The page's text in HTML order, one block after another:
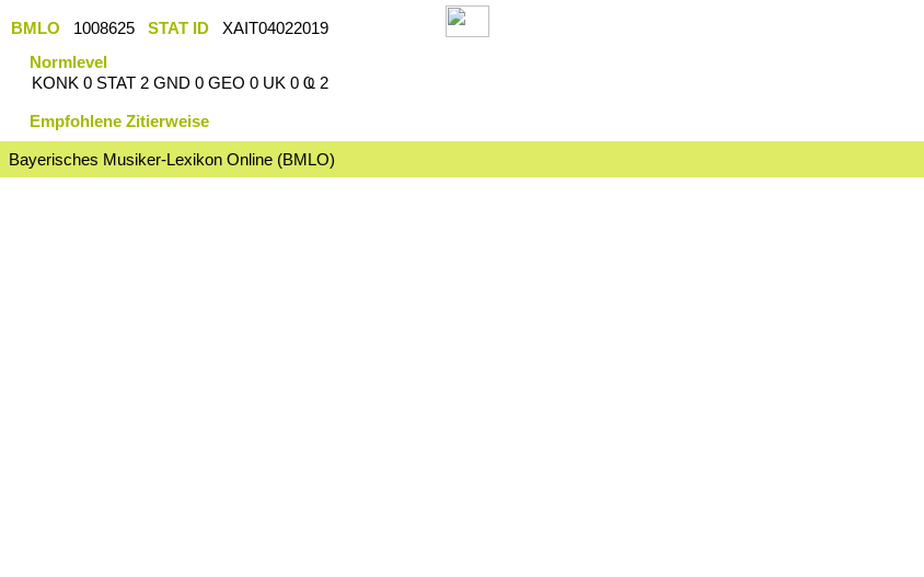
BMLO 1008625 STAT ID
XAIT04022019
Normlevel
KONK 0 STAT 2 GND 0 GEO 0 UK 0 Ҩ 2
Empfohlene Zitierweise
Bayerisches Musiker-Lexikon Online (BMLO)